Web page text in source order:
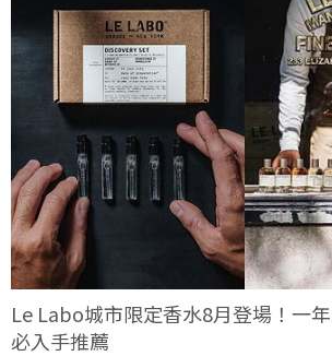
Le Labo城市限定香水8月登場！一
必入手推薦